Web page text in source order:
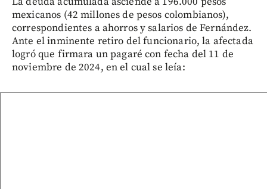
mexicanos (42 millones de pesos colombianos),
correspondientes a ahorros y salarios de Fernández.
Ante el inminente retiro del funcionario, la afectada
logró que firmara un pagaré con fecha del 11 de
noviembre de 2024, en el cual se leía: